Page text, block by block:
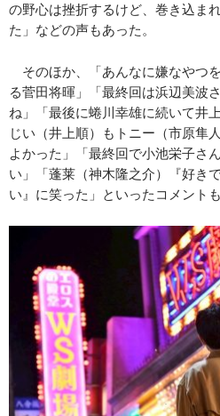
の野心は挫折するけど、巻き込ま
た」などの声もあった。
そのほか、「あんなに嫌なやつ
る菅田将暉」「最終回は浜辺美波
ね」「最後に蜷川幸雄に続いて井
じい（井上順）もトニー（市原隼
よかった」「最終回で小池栄子さ
い」「蓬莱（神木隆之介）『好き
い』に笑った」といったコメントも